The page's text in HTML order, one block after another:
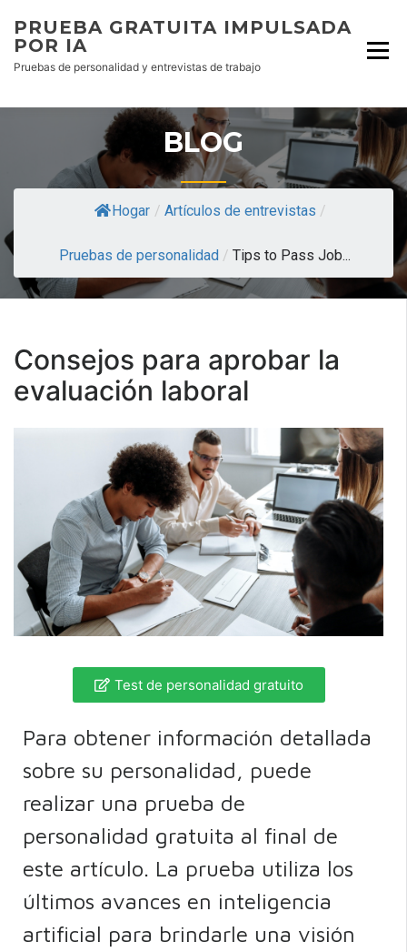
PRUEBA GRATUITA IMPULSADA
POR IA
Pruebas de personalidad y entrevistas de trabajo
BLOG
Hogar / Artículos de entrevistas /
Pruebas de personalidad / Tips to Pass Job...
Consejos para aprobar la
evaluación laboral
Test de personalidad gratuito
Para obtener información detallada
sobre su personalidad, puede
realizar una prueba de
personalidad gratuita al final de
este artículo. La prueba utiliza los
últimos avances en inteligencia
artificial para brindarle una visión